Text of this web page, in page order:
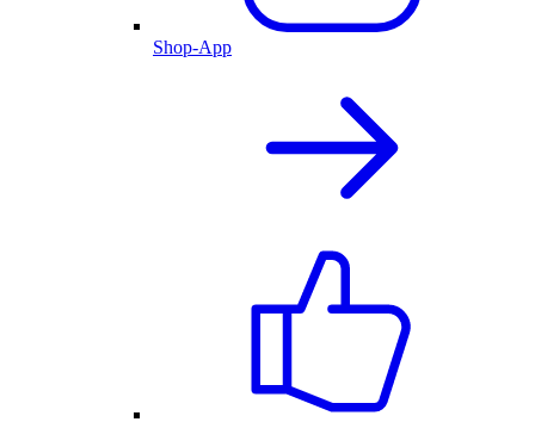
Shop-App